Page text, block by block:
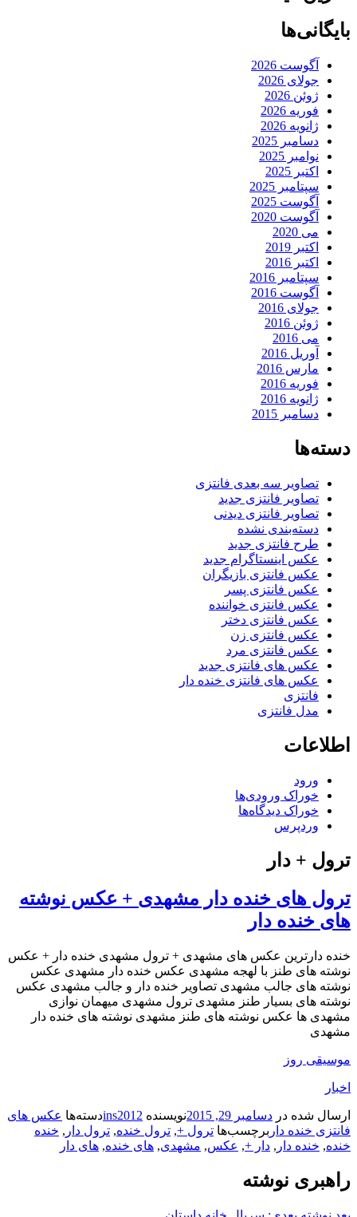
بایگانی‌ها
آگوست 2026
جولای 2026
ژوئن 2026
فوریه 2026
ژانویه 2026
دسامبر 2025
نوامبر 2025
اکتبر 2025
سپتامبر 2025
آگوست 2025
آگوست 2020
می 2020
اکتبر 2019
اکتبر 2016
سپتامبر 2016
آگوست 2016
جولای 2016
ژوئن 2016
می 2016
آوریل 2016
مارس 2016
فوریه 2016
ژانویه 2016
دسامبر 2015
دسته‌ها
تصاویر سه بعدی فانتزی
تصاویر فانتزی جدید
تصاویر فانتزی دیدنی
دسته‌بندی نشده
طرح فانتزی جدید
عکس اینستاگرام جدید
عکس فانتزی بازیگران
عکس فانتزی پسر
عکس فانتزی خواننده
عکس فانتزی دختر
عکس فانتزی زن
عکس فانتزی مرد
عکس های فانتزی جدید
عکس های فانتزی خنده دار
فانتزی
مدل فانتزی
اطلاعات
ورود
خوراک ورودی‌ها
خوراک دیدگاه‌ها
وردپرس
ترول + دار
ترول های خنده دار مشهدی + عکس نوشته
های خنده دار
خنده دارترین عکس های مشهدی + ترول مشهدی خنده دار + عکس
نوشته های طنز با لهجه مشهدی عکس خنده دار مشهدی عکس
نوشته های جالب مشهدی تصاویر خنده دار و جالب مشهدی عکس
نوشته های بسیار طنز مشهدی ترول مشهدی میهمان نوازی
مشهدی ها عکس نوشته های طنز مشهدی نوشته های خنده دار
مشهدی
موسیقی روز
اخبار
ارسال شده در دسامبر 29, 2015 نویسنده ins2012دسته‌ها عکس های
فانتزی خنده دار برچسب‌ها ترول +, ترول خنده, ترول دار , خنده
خنده, خنده دار , دار +, عکس, مشهدی, های خنده, های دار
راهبری نوشته